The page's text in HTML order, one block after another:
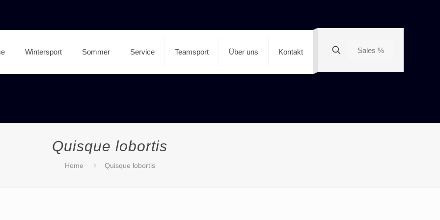
Wintersport Sommer Service Teamsport Über uns Kontakt Sales %
Quisque lobortis
Home Quisque lobortis